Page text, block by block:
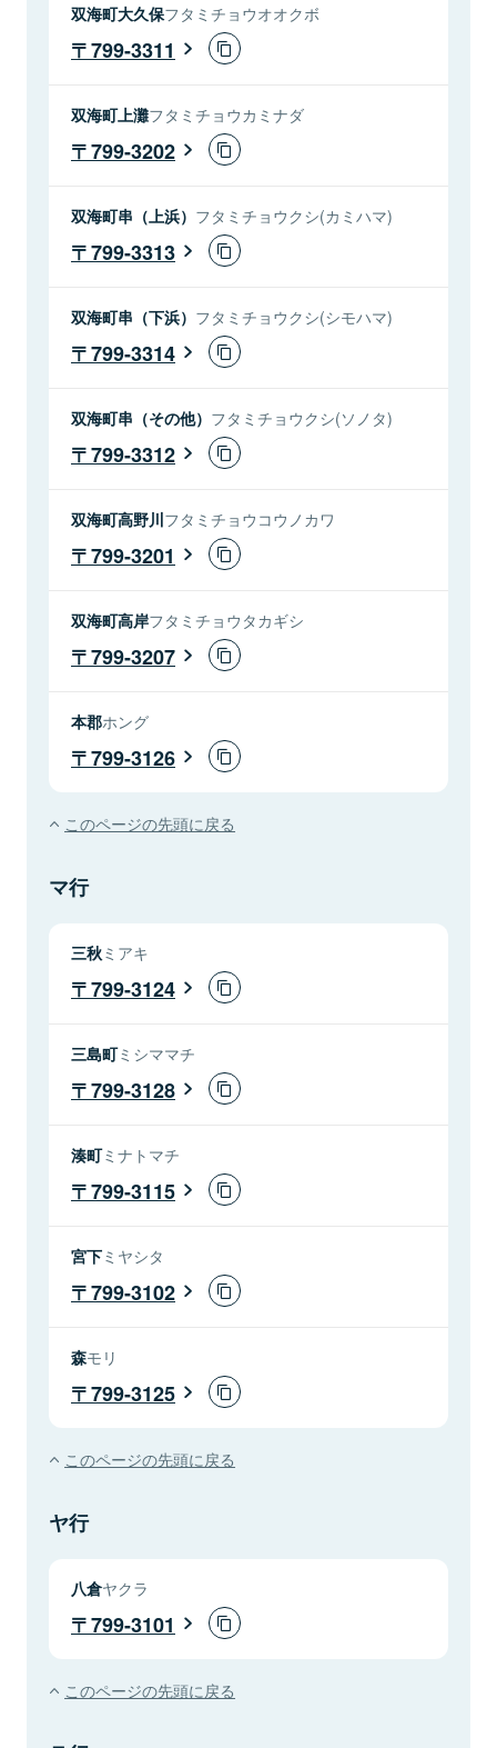
双海町大久保フタミチョウオオクボ
799-3311
双海町上灘フタミチョウカミナダ
799-3202
双海町串（上浜） フタミチョウクシ(カミハマ)
799-3313
双海町串（下浜） フタミチョウクシ(シモハマ)
799-3314
双海町串（その他） フタミチョウクシ(ソノタ)
799-3312
双海町高野川フタミチョウコウノカワ
799-3201
双海町高岸フタミチョウタカギシ
799-3207
本郡ホング
799-3126
このページの先頭に戻る
マ行
三秋ミアキ
799-3124
三島町ミシママチ
799-3128
湊町ミナトマチ
799-3115
宮下ミヤシタ
799-3102
森モリ
799-3125
このページの先頭に戻る
ヤ行
八倉ヤクラ
799-3101
このページの先頭に戻る